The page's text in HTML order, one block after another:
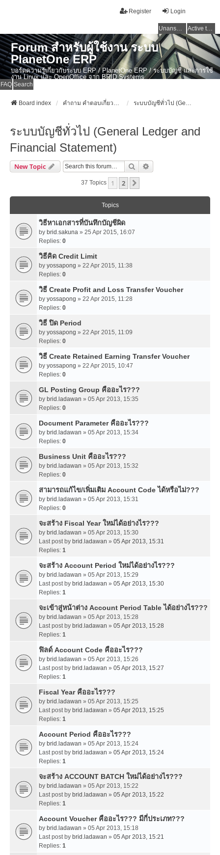
Login
Register
Unanswered topics Active topics
Forum สำหรับผู้ใช้งาน ระบบ
PlanetOne ERP
บอร์ดความรู้เกี่ยวกับระบบ ERP / PlanetOne ERP / ระบบบัญชี และการใช้
งาน Linux และ OpenOffice จาก BRID Systems
FAQ Search
Board index คำถาม คำตอบเกี่ยวกับระบบ ไทย ERP: AdvanceBusinessSystem - PlanetOne และ ERP ระบบบัญชี ระบบบัญชีทั่วไป (General Ledger and Financial Statement)
ระบบบัญชีทั่วไป (General Ledger and
Financial Statement)
New Topic Search
37 Topics 1 2
Topics
วิธีหาเอกสารที่บันทึกบัญชีผิด
by brid.sakuna » 25 Apr 2015, 16:07
Replies: 0
วิธีคิด Credit Limit
by yossapong » 22 Apr 2015, 11:38
Replies: 0
วิธี Create Profit and Loss Transfer Voucher
by yossapong » 22 Apr 2015, 11:28
Replies: 0
วิธี ปิด Period
by yossapong » 22 Apr 2015, 11:09
Replies: 0
วิธี Create Retained Earning Transfer Voucher
by yossapong » 22 Apr 2015, 10:47
Replies: 0
GL Posting Group คืออะไร???
by brid.ladawan » 05 Apr 2013, 15:35
Replies: 0
Document Parameter คืออะไร???
by brid.ladawan » 05 Apr 2013, 15:34
Replies: 0
Business Unit คืออะไร???
by brid.ladawan » 05 Apr 2013, 15:32
Replies: 0
สามารถแก้ไข/เพิ่มเติม Account Code ได้หรือไม่???
by brid.ladawan » 05 Apr 2013, 15:31
Replies: 0
จะสร้าง Fiscal Year ใหม่ได้อย่างไร???
by brid.ladawan » 05 Apr 2013, 15:30
Last post by brid.ladawan » 05 Apr 2013, 15:31
Replies: 1
จะสร้าง Account Period ใหม่ได้อย่างไร???
by brid.ladawan » 05 Apr 2013, 15:29
Last post by brid.ladawan » 05 Apr 2013, 15:30
Replies: 1
จะเข้าสู่หน้าต่าง Account Period Table ได้อย่างไร???
by brid.ladawan » 05 Apr 2013, 15:28
Last post by brid.ladawan » 05 Apr 2013, 15:28
Replies: 1
ฟิลด์ Account Code คืออะไร???
by brid.ladawan » 05 Apr 2013, 15:26
Last post by brid.ladawan » 05 Apr 2013, 15:27
Replies: 1
Fiscal Year คืออะไร???
by brid.ladawan » 05 Apr 2013, 15:25
Last post by brid.ladawan » 05 Apr 2013, 15:25
Replies: 1
Account Period คืออะไร???
by brid.ladawan » 05 Apr 2013, 15:24
Last post by brid.ladawan » 05 Apr 2013, 15:24
Replies: 1
จะสร้าง ACCOUNT BATCH ใหม่ได้อย่างไร???
by brid.ladawan » 05 Apr 2013, 15:22
Last post by brid.ladawan » 05 Apr 2013, 15:22
Replies: 1
Account Voucher คืออะไร??? มีกี่ประเภท???
by brid.ladawan » 05 Apr 2013, 15:18
Last post by brid.ladawan » 05 Apr 2013, 15:21
Replies: 1